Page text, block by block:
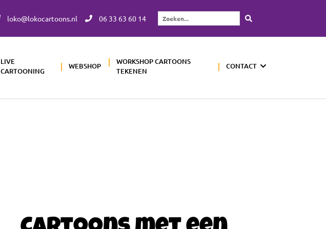
loko@lokocartoons.nl 06 33 63 60 14
Zoeken...
LIVE
CARTOONING
WEBSHOP
WORKSHOP CARTOONS
TEKENEN
CONTACT